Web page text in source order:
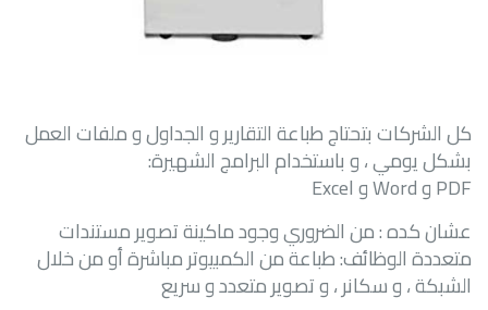
كل الشركات بتحتاج طباعة التقارير و الجداول و ملفات العمل
بشكل يومي ، و باستخدام البرامج الشهيرة:
PDFوWordوExcel
عشان كده : من الضروري وجود ماكينة تصوير مستندات
متعددة الوظائف: طباعة من الكمبيوتر مباشرة أو من خلال
الشبكة ، و سكانر ، و تصوير متعدد و سريع